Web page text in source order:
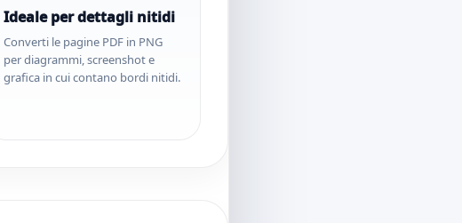
Ideale per dettagli nitidi
Converti le pagine PDF in PNG
per diagrammi, screenshot e
grafica in cui contano bordi nitidi.